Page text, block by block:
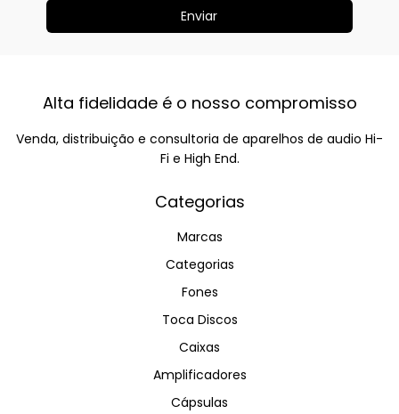
Alta fidelidade é o nosso compromisso
Venda, distribuição e consultoria de aparelhos de audio Hi-
Fi e High End.
Categorias
Marcas
Categorias
Fones
Toca Discos
Caixas
Amplificadores
Cápsulas